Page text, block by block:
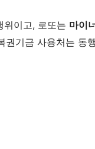
이고, 로또는 마이
권기금 사용처는 동